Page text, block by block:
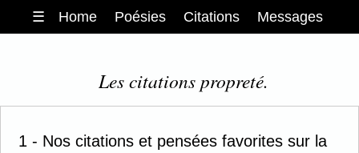
☰ Home Poésies Citations Messages
Les citations propreté.
1 - Nos citations et pensées favorites sur la